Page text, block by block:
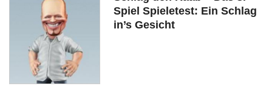
Spiel Spieletest: Ein Schlag
in’s Gesicht